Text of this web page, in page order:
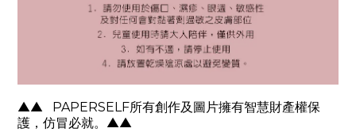
▲▲ PAPERSELF所有創作及圖片擁有智慧財產權保
護，仿冒必就。 ▲▲